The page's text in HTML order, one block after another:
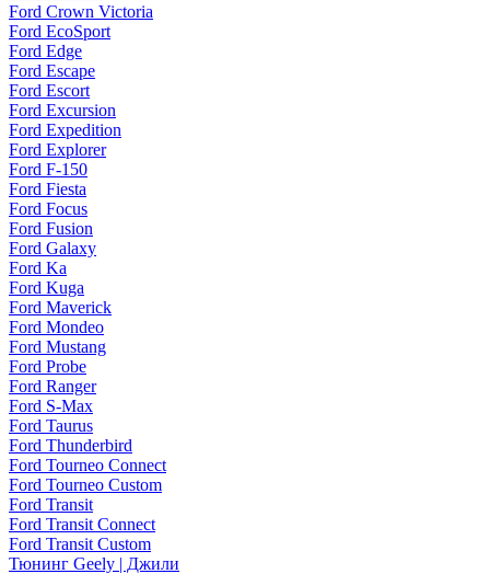
Ford Crown Victoria
Ford EcoSport
Ford Edge
Ford Escape
Ford Escort
Ford Excursion
Ford Expedition
Ford Explorer
Ford F-150
Ford Fiesta
Ford Focus
Ford Fusion
Ford Galaxy
Ford Ka
Ford Kuga
Ford Maverick
Ford Mondeo
Ford Mustang
Ford Probe
Ford Ranger
Ford S-Max
Ford Taurus
Ford Thunderbird
Ford Tourneo Connect
Ford Tourneo Custom
Ford Transit
Ford Transit Connect
Ford Transit Custom
Тюнинг Geely | Джили